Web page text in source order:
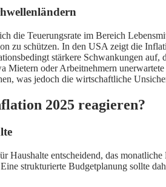
die Teuerungsrate im Bereich
zu schützen. In den USA zeigt die
stärkere Schwankungen
oder Arbeitnehmern
was jedoch die wirtschaftliche
2025 reagieren?
Haushalte entscheidend, das
strukturierte Budgetplanung sollte